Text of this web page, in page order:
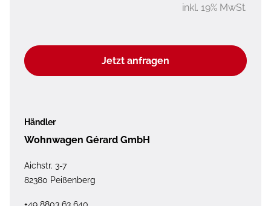
inkl. 19% MwSt.
Jetzt anfragen
Händler
Wohnwagen Gérard GmbH
Aichstr. 3-7
82380 Peißenberg